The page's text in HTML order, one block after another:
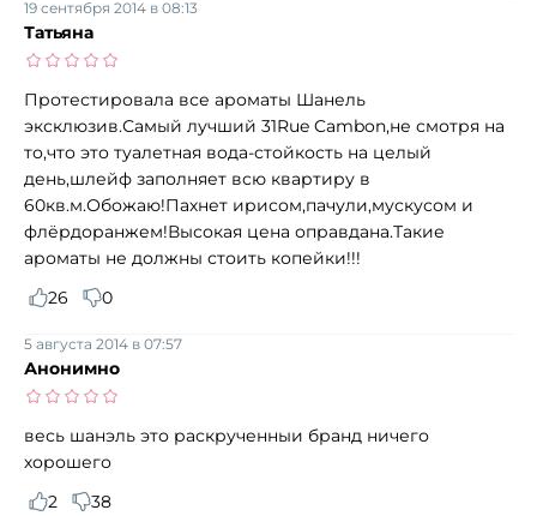
Татьяна
19 сентября 2014 в 08:13
Протестировала все ароматы Шанель
эксклюзив.Самый лучший 31Rue Cambon,не смотря на
то,что это туалетная вода-стойкость на целый
день,шлейф заполняет всю квартиру в
60кв.м.Обожаю!Пахнет ирисом,пачули,мускусом и
флёрдоранжем!Высокая цена оправдана.Такие
ароматы не должны стоить копейки!!!
26
0
Анонимно
5 августа 2014 в 07:57
весь шанэль это раскрученныи бранд ничего
хорошего
2
38